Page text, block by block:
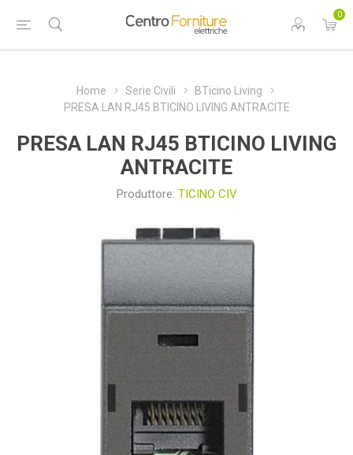
0
Home Serie Civili
BTicino Living
PRESA LAN RJ45 BTICINO LIVING ANTRACITE
PRESA LAN RJ45 BTICINO LIVING
ANTRACITE
Produttore: TICINO CIV